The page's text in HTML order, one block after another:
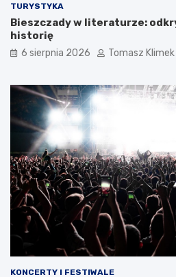
TURYSTYKA
Bieszczady w literaturze:
historię
6 sierpnia 2026 Tomasz Klimek
KONCERTY I FESTIWALE